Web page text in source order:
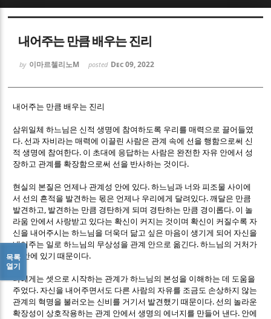
내어주는 만큼 배우는 진리
by 이마르첼리노M posted Dec 09, 2022
내어주는 만큼 배우는 진리
삼위일체 하느님은 신적 생명에 참여하도록 우리를 매력으로 끌어들였
다.선과 자비라는 매력에 이끌린 사람은 관계 속에 선을 행함으로써 신
적 생명에 참여한다. 이 초대에 응답하는 사람은 완전한 자유 안에서 성
장하고 관계를 확장함으로써 선을 반사하는 것이다.
현실의 본질은 언제나 관계성 안에 있다.하느님과 너와 피조물 사이에
서 선의 흔적을 발견하는 몫은 언제나 우리에게 달려있다.깨달은 만큼
발견하고 , 발견하는 만큼 경탄하게 되며 경탄하는 만큼 경이롭다. 이 놀
라움 안에서 사랑받고 있다는 확신이 커지는 것이며 확신이 커질수록 자
신을 내어주시는 하느님을 더욱더 닮고 싶은 마음이 생기게 되어 자신을
내어주는 일로 하느님의 무상성을 관계 안으로 옮긴다.하느님의 거처가
그 안에 있기 때문이다.
나에게는 셋으로 시작하는 관계가 하느님의 본성을 이해하는 데 도움을
주었다.자신을 내어주면서도 다른 사람의 자유를 조금도 손상하지 않는
관계의 혁명을 불러오는 신비를 거기서 발견했기 때문이다.선의 놀라운
확장성이 상호작용하는 관계 안에서 생명의 에너지를 만들어 낸다. 안에
목록
열기
Sketchbook5, 스케치북5
Sketchbook5, 스케치북5
Sketchbook5, 스케치북5
Sketchbook5, 스케치북5